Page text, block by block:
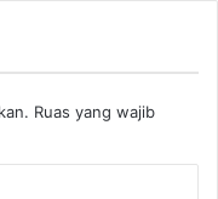
Ruas yang wajib